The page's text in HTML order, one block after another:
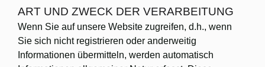
ART UND ZWECK DER VERARBEITUNG
Wenn Sie auf unsere Website zugreifen, d.h., wenn
Sie sich nicht registrieren oder anderweitig
Informationen übermitteln, werden automatisch